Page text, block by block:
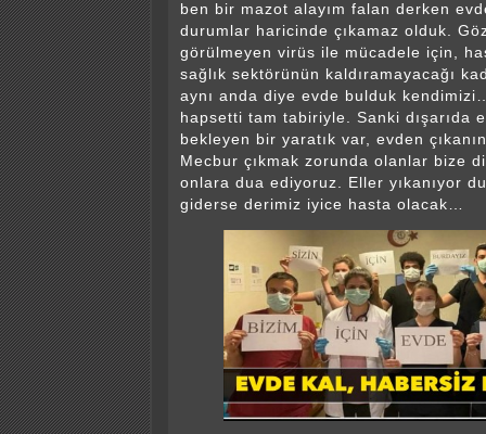
ben bir mazot alayım falan derken
durumlar haricinde çıkamaz olduk.
görülmeyen virüs ile mücadele için,
sağlık sektörünün kaldıramayacağı
aynı anda diye evde bulduk
hapsetti tam tabiriyle. Sanki dışarıda
bekleyen bir yaratık var, evden
Mecbur çıkmak zorunda olanlar bize
onlara dua ediyoruz. Eller yıkanıyor
giderse derimiz iyice hasta olacak…